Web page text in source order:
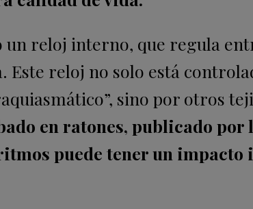
reloj interno, que regula
Este reloj no solo está
sino por otros
en ratones, publicado por
puede tener un impacto